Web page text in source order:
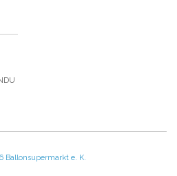
Ballonsupermarkt e. K.